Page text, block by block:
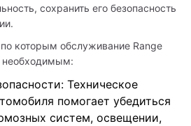
сохранить его безопасность
которым обслуживание Range
необходимым:
Техническое
помогает убедиться
систем, освещении,